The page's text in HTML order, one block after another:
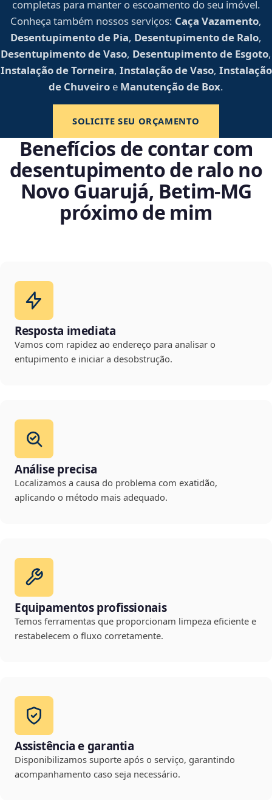
completas para manter o escoamento do seu imóvel.
Conheça também nossos serviços: Caça Vazamento,
Desentupimento de Pia, Desentupimento de Ralo,
Desentupimento de Vaso, Desentupimento de Esgoto,
Instalação de Torneira, Instalação de Vaso, Instalação
de Chuveiro e Manutenção de Box.
SOLICITE SEU ORÇAMENTO
Benefícios de contar com
desentupimento de ralo no
Novo Guarujá, Betim‑MG
próximo de mim
Resposta imediata
Vamos com rapidez ao endereço para analisar o
entupimento e iniciar a desobstrução.
Análise precisa
Localizamos a causa do problema com exatidão,
aplicando o método mais adequado.
Equipamentos profissionais
Temos ferramentas que proporcionam limpeza eficiente e
restabelecem o fluxo corretamente.
Assistência e garantia
Disponibilizamos suporte após o serviço, garantindo
acompanhamento caso seja necessário.